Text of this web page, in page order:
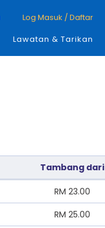
Log Masuk / Daftar
Lawatan & Tarikan
Tambang dari
RM 23.00
RM 25.00